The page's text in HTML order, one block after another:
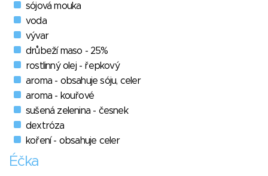
sójová mouka
voda
vývar
drůbeží maso - 25%
rostlinný olej - řepkový
aroma - obsahuje sóju, celer
aroma - kouřové
sušená zelenina - česnek
dextróza
koření - obsahuje celer
Éčka